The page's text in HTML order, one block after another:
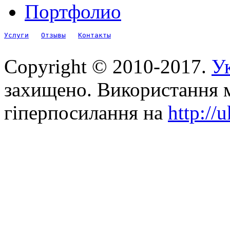
Портфолио
Услуги Отзывы Контакты
Copyright © 2010-2017.
захищено. Використання
гіперпосилання на http://